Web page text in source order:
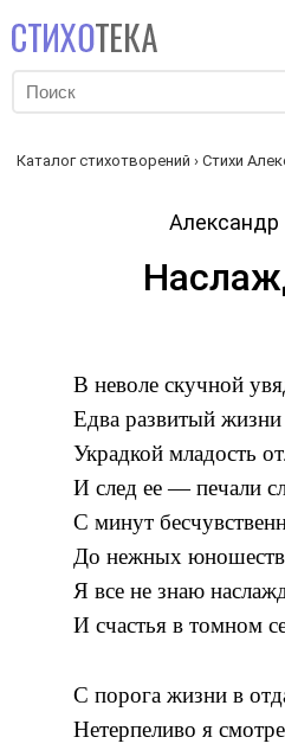
Каталог стихотворений › Стихи
В неволе скучной
Едва развитый жизни
Украдкой младость
И след ее — печали
С минут
До нежных
Я все не знаю
И счастья в томном
С порога жизни в
Нетерпеливо я